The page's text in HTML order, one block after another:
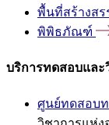
พื้นที่สร้างสร
พิพิธภัณฑ์
บริการทดสอบและ
ศูนย์ทดสอบท